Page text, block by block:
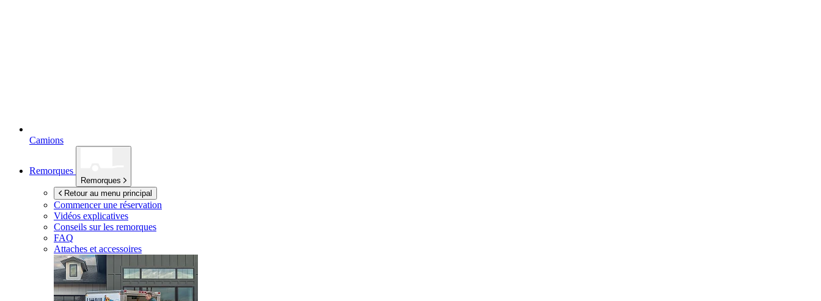
Camions
Remorques
Remorques
Retour au menu principal
Commencer une réservation
Vidéos explicatives
Conseils sur les remorques
FAQ
Attaches et accessoires